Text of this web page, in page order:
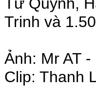
Trinh và
Ảnh: Mr AT
Clip: Thanh